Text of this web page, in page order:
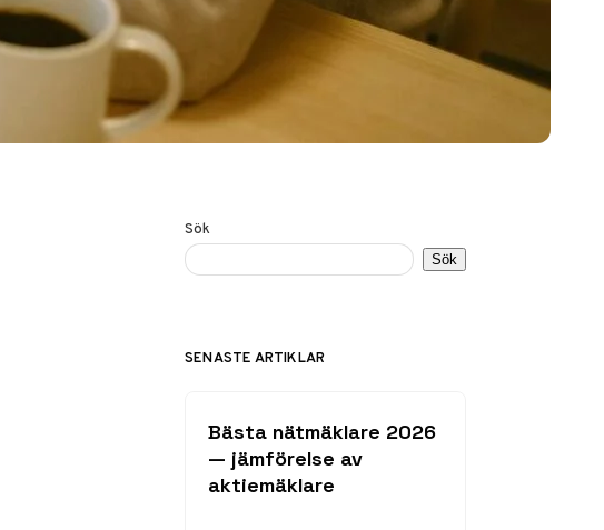
Sök
Sök
SENASTE ARTIKLAR
Bästa nätmäklare 2026
— jämförelse av
aktiemäklare